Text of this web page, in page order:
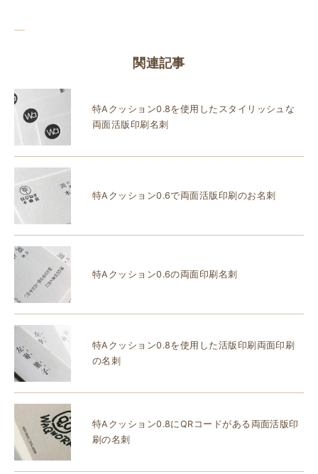
関連記事
特Aクッション0.8を使用したスタイリッシュな
両面活版印刷名刺
特Aクッション0.6で両面活版印刷のお名刺
特Aクッション0.6の両面印刷名刺
特Aクッション0.8を使用した活版印刷両面印刷
の名刺
特Aクッション0.8にQRコードがある両面活版印
刷の名刺